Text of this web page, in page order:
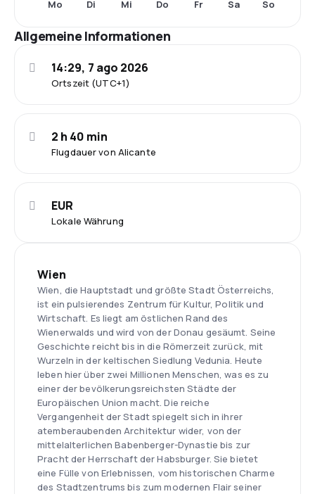
Mo Di Mi Do Fr Sa So
Allgemeine Informationen
Ortszeit (UTC+1)
14:29, 7 ago 2026
Flugdauer von Alicante
2 h 40 min
Lokale Währung
EUR
Wien
Wien, die Hauptstadt und größte Stadt Österreichs,
ist ein pulsierendes Zentrum für Kultur, Politik und
Wirtschaft. Es liegt am östlichen Rand des
Wienerwalds und wird von der Donau gesäumt. Seine
Geschichte reicht bis in die Römerzeit zurück, mit
Wurzeln in der keltischen Siedlung Vedunia. Heute
leben hier über zwei Millionen Menschen, was es zu
einer der bevölkerungsreichsten Städte der
Europäischen Union macht. Die reiche
Vergangenheit der Stadt spiegelt sich in ihrer
atemberaubenden Architektur wider, von der
mittelalterlichen Babenberger-Dynastie bis zur
Pracht der Herrschaft der Habsburger. Sie bietet
eine Fülle von Erlebnissen, vom historischen Charme
des Stadtzentrums bis zum modernen Flair seiner